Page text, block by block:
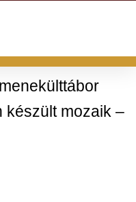
készült mozaik –